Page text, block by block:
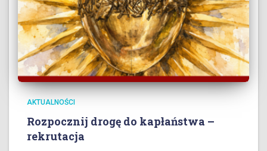
AKTUALNOŚCI
Rozpocznij drogę do kapłaństwa –
rekrutacja